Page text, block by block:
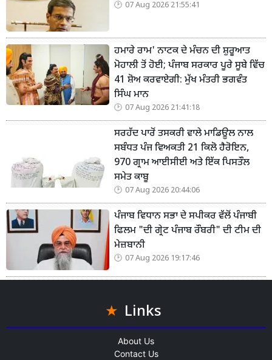
07 Aug 2026 21:55:41
ਹਮਾਰੇ ਰਾਮ' ਨਾਟਕ ਦੇ ਮੰਚਨ ਦੀ ਸ਼ੁਰੂਆਤ
ਮੋਹਾਲੀ ਤੋਂ ਹੋਈ; ਪੰਜਾਬ ਸਰਕਾਰ ਪੂਰੇ ਸੂਬੇ ਵਿੱਚ
41 ਸ਼ੋਅ ਕਰਵਾਏਗੀ: ਮੁੱਖ ਮੰਤਰੀ ਭਗਵੰਤ
ਸਿੰਘ ਮਾਨ
07 Aug 2026 21:41:18
ਸਰਹੱਦ ਪਾਰੋਂ ਤਸਕਰੀ ਵਾਲੇ ਮਾਡਿਊਲ ਨਾਲ
ਸਬੰਧਤ ਪੰਜ ਵਿਅਕਤੀ 21 ਕਿਲੋ ਹੈਰੋਇਨ,
970 ਗ੍ਰਾਮ ਆਈਸੀਈ ਅਤੇ ਇੱਕ ਪਿਸਤੌਲ
ਸਮੇਤ ਕਾਬੂ
07 Aug 2026 20:44:06
ਪੰਜਾਬ ਵਿਧਾਨ ਸਭਾ ਦੇ ਸਪੀਕਰ ਵੱਲੋਂ ਪੰਜਾਬੀ
ਫਿਲਮ "ਦੀ ਗ੍ਰੇਟ ਪੰਜਾਬ ਰੌਬਰੀ" ਦੀ ਟੀਮ ਦੀ
ਮੇਜ਼ਬਾਨੀ
07 Aug 2026 19:17:46
Links
About Us
Contact Us